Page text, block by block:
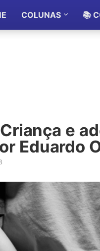
COLUNAS 📚
e
Eduardo